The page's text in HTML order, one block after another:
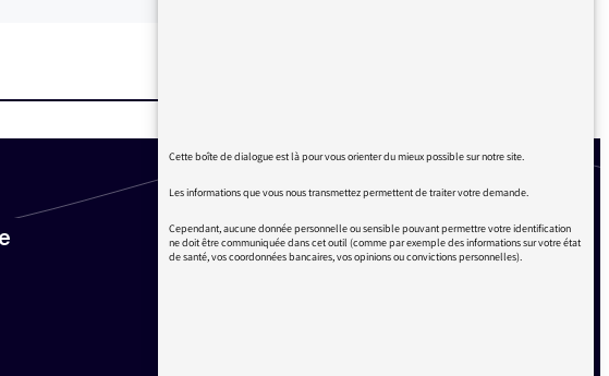
Cette boîte de dialogue est là pour vous orienter du mieux possible sur notre site.
Les informations que vous nous transmettez permettent de traiter votre demande.
Cependant, aucune donnée personnelle ou sensible pouvant permettre votre identification
ne doit être communiquée dans cet outil (comme par exemple des informations sur votre état
de santé, vos coordonnées bancaires, vos opinions ou convictions personnelles).